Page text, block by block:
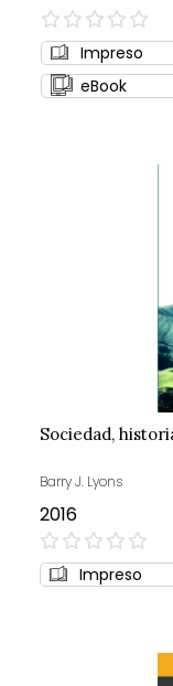
0%
Impreso
eBook
Sociedad,
Barry J. Lyons
2016
0%
Impreso